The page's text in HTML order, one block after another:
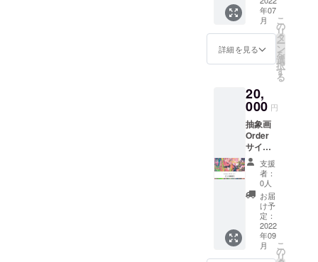
---
■ 今の想い
創作の時間
をなかなか
取れずにい
ましたが、
定期的にデ
ジタル作品
を制作して
いました。
ですが、改
めて「やっ
ぱりアナロ
の注文
がおす
すめで
制作が
完了後
せてい
ただき
ます。
※希望日
などが
ありま
した
ら、備
考欄に
ご記入
をお願
いしま
す。
繋がる
のでよ
り面白
い表現
ができ
は複数
の注文
がおす
すめで
す。 ※
制作が
完了後
即時お
届けさ
せてい
ただき
ます。
※希望日
などが
ありま
白キャ
ンバス
色（お
好きな
具、ア
クリル
絵の
具） 等
をを選
びいた
だけま
す。 ※
おまか
せで制
作もで
きま
す。 １
０㎝正
方形の
の 黒
キャン
バス 色
（お好
きな
色） 画
彩絵の
具、ア
クリル
絵の
具） を
選びい
ただけ
ます。
※おまか
せで制
作もで
きま
す。 １
０㎝正
方形の
年07
月
詳細を見る
こ
の
リ
タ
ー
ン
を
選
択
す
る
20,
000 円
抽象画
Order
サイズ
２０㎝×
２０㎝
（正方
形） ※
お選び
いただ
けるも
の 黒
キャン
支援
者：
0人
お届
け予
定：
2022
年09
月
こ
の
リ